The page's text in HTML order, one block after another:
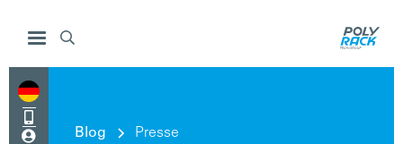


Blog Presse